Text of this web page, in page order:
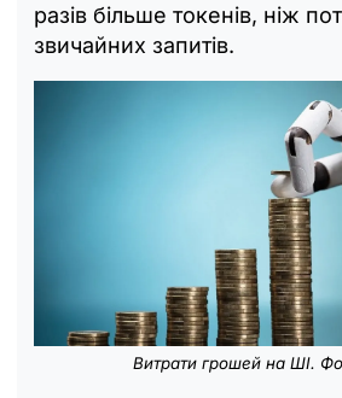
разів більше токенів, ніж
звичайних запитів.
Витрати грошей на ШІ.